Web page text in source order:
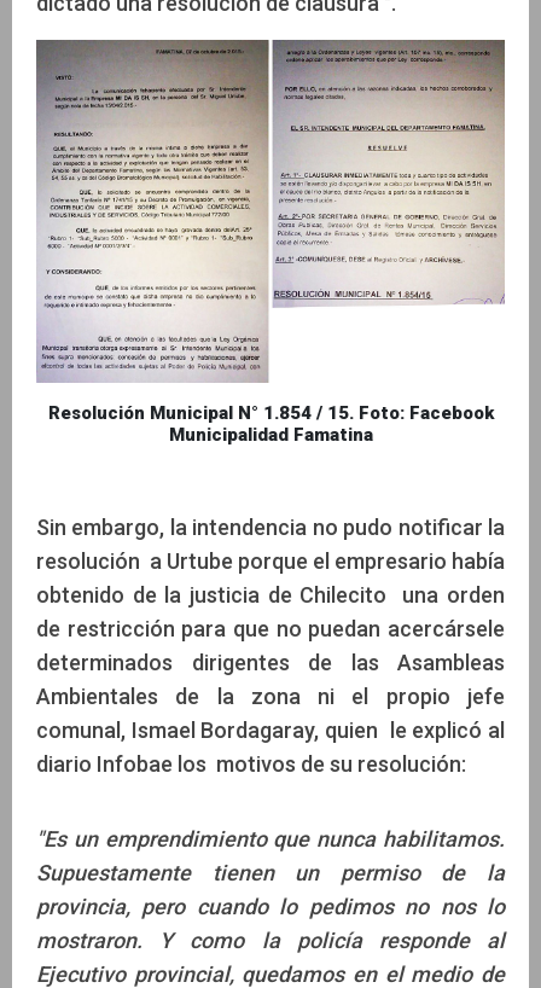
Resolución Municipal N° 1.854 / 15. Foto: Facebook
Municipalidad Famatina
Sin embargo, la intendencia no pudo notificar la
resolución a Urtube porque el empresario había
obtenido de la justicia de Chilecito una orden
de restricción para que no puedan acercársele
determinados dirigentes de las Asambleas
Ambientales de la zona ni el propio jefe
comunal, Ismael Bordagaray, quien le explicó al
diario Infobae los motivos de su resolución:
"Es un emprendimiento que nunca habilitamos.
Supuestamente tienen un permiso de la
provincia, pero cuando lo pedimos no nos lo
mostraron. Y como la policía responde al
Ejecutivo provincial, quedamos en el medio de